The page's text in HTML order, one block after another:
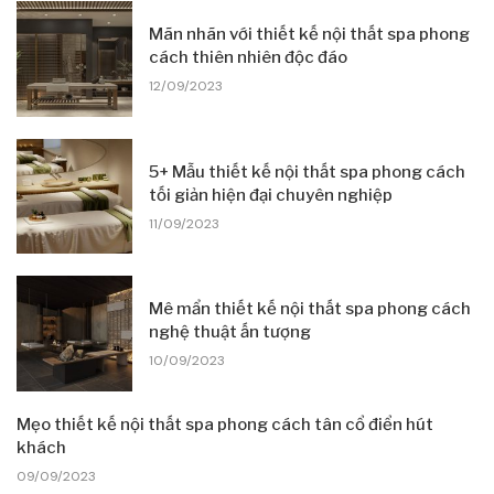
Mãn nhãn với thiết kế nội thất spa phong
cách thiên nhiên độc đáo
12/09/2023
5+ Mẫu thiết kế nội thất spa phong cách
tối giản hiện đại chuyên nghiệp
11/09/2023
Mê mẩn thiết kế nội thất spa phong cách
nghệ thuật ấn tượng
10/09/2023
Mẹo thiết kế nội thất spa phong cách tân cổ điển hút
khách
09/09/2023